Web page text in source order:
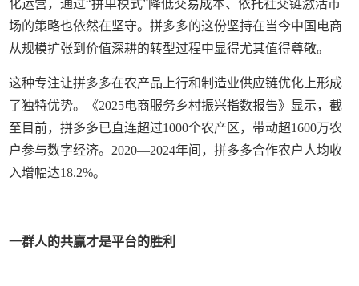
化运营，通过“拼单模式”降低交易成本、依托社交链激活市
场的策略也依然在坚守。拼多多的这份坚持在当今中国电商
从规模扩张到价值深耕的转型过程中显得尤其值得尊敬。
这种专注让拼多多在农产品上行和制造业供应链优化上形成
了独特优势。《2025电商服务乡村振兴指数报告》显示，截
至目前，拼多多已直连超过1000个农产区，带动超1600万农
户参与数字经济。2020—2024年间，拼多多合作农户人均收
入增幅达18.2%。
一群人的共赢才是平台的胜利